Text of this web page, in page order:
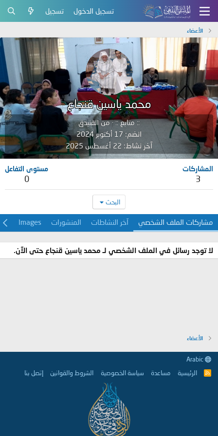
تسجيل الدخول تسجيل
الأعضاء
محمد ياسين قنجاع
:: متابع :: ·منالفنيدق
انضم 17 أكتوبر 2024
آخر نشاط 22 أغسطس 2025
المشاركات
3
مستوى التفاعل
0
البحث
مشاركات الملف الشخصي آخر النشاطات المنشورات Images
لا توجد رسائل في الملف الشخصي لـ محمد ياسين قنجاع حتى الآن.
الأعضاء
R
الرئيسية مساعدة سياسة الخصوصية الشروط والقوانين إتصل بنا